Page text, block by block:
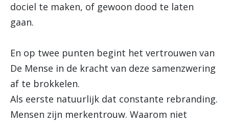
dociel te maken, of gewoon dood te laten
gaan.
En op twee punten begint het vertrouwen van
De Mense in de kracht van deze samenzwering
af te brokkelen.
Als eerste natuurlijk dat constante rebranding.
Mensen zijn merkentrouw. Waarom niet